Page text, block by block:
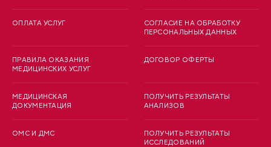
ОПЛАТА УСЛУГ
ПРАВИЛА ОКАЗАНИЯ
МЕДИЦИНСКИХ УСЛУГ
МЕДИЦИНСКАЯ
ДОКУМЕНТАЦИЯ
ОМС И ДМС
СОГЛАСИЕ НА ОБРАБОТКУ
ПЕРСОНАЛЬНЫХ ДАННЫХ
ДОГОВОР ОФЕРТЫ
ПОЛУЧИТЬ РЕЗУЛЬТАТЫ
АНАЛИЗОВ
ПОЛУЧИТЬ РЕЗУЛЬТАТЫ
ИССЛЕДОВАНИЙ